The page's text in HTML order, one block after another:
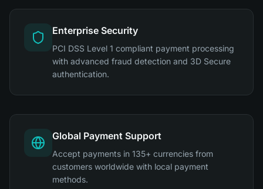
Enterprise Security
PCI DSS Level 1 compliant payment processing
with advanced fraud detection and 3D Secure
authentication.
Global Payment Support
Accept payments in 135+ currencies from
customers worldwide with local payment
methods.